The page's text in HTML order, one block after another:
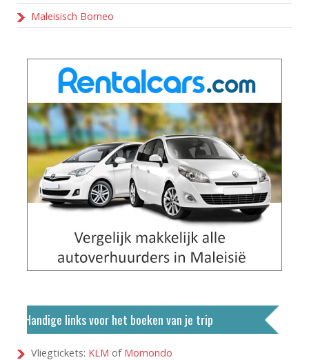
Maleisisch Borneo
Handige links voor het boeken van je trip
Vliegtickets: KLM of Momondo